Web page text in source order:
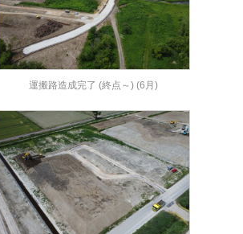
運搬路造成完了 (終点～) (6月)